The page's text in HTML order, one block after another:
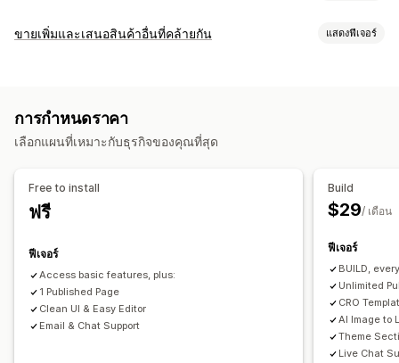
ประเภทหน้า
หน้าข่าวประชาสัมพันธ์
หน้าลิงก์ในประวัติ
หน้ารีวิว หน้าราคา
การจัดการหน้าเว็บ
หน้าบันทึก
การซิงค์เนื้อหา
ส่วนกลางทั่วโลก สไตล์ทั่วโลก
รหัสที่กำหนดเอง การแปล
การสร้างด้วย AI
SEO
การเปลี่ยนรูปแบบตามการแสดงผลบนมือถือ
การวิเคราะห์
ขายเพิ่มและเสนอสินค้าอื่นที่คล้ายกัน แสดงฟีเจอร์
ตะกร้าสินค้าแบบยึดตำแหน่ง
HTML ที่กำหนดเอง เครื่องมือแก้ไขแบบลากและวาง
คำแนะนำสินค้า
ส่วนลดตามปริมาณ
การทดสอบ A/B
การกำหนดราคา
เลือกแผนที่เหมาะกับธุรกิจของคุณที่สุด
Free to install
ฟรี
ฟีเจอร์
Access basic features, plus:
1 Published Page
Clean UI & Easy Editor
Email & Chat Support
Build
$29/ เดือน
ฟีเจอร์
BUILD,
Unlimited
CRO
AI Image to
Theme
Live Chat